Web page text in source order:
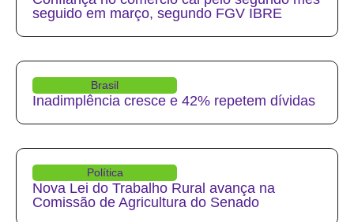
seguido em março, segundo FGV IBRE
Brasil
Inadimplência cresce e 42% repetem dívidas
Política
Nova Lei do Trabalho Rural avança na
Comissão de Agricultura do Senado